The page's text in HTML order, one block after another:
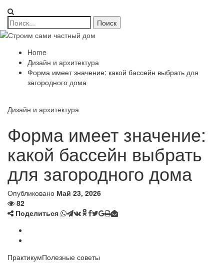
Home
Дизайн и архитектура
Форма имеет значение: какой бассейн выбрать для
загородного дома
Дизайн и архитектура
Форма имеет значение:
какой бассейн выбрать
для загородного дома
Опубликовано Май 23, 2026
82
Поделиться
ПрактикумПолезные советы